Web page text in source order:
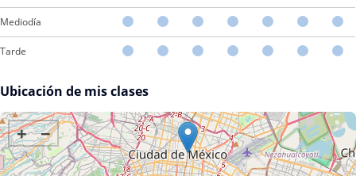
Mediodía
Tarde
Ubicación de mis clases
+ −